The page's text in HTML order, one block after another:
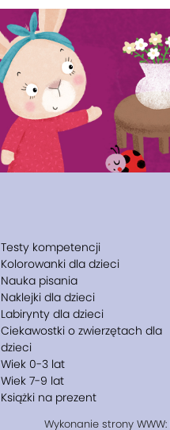
Testy kompetencji
Kolorowanki dla dzieci
Nauka pisania
Naklejki dla dzieci
Labirynty dla dzieci
Ciekawostki o zwierzętach dla
dzieci
Wiek 0-3 lat
Wiek 7-9 lat
Książki na prezent
Wykonanie strony WWW: